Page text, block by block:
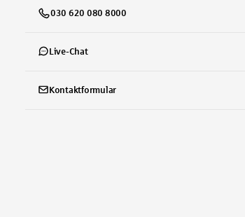
030 620 080 8000
Live-Chat
Kontaktformular